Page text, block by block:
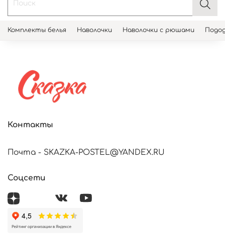
Комплекты белья Наволочки Наволочки с рюшами
Контакты
Почта - SKAZKA-POSTEL@YANDEX.RU
Соцсети